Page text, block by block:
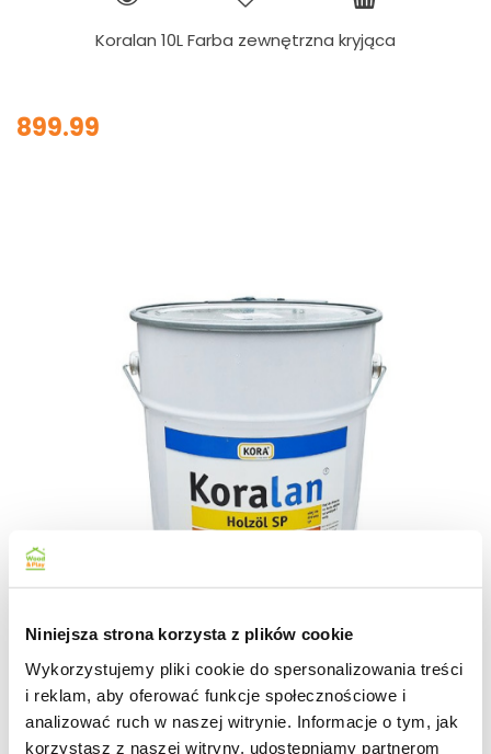
Niniejsza strona korzysta z plików cookie
Wykorzystujemy pliki cookie do spersonalizowania treści
i reklam, aby oferować funkcje społecznościowe i
analizować ruch w naszej witrynie. Informacje o tym, jak
korzystasz z naszej witryny, udostępniamy partnerom
Koralan 10L Farba zewnętrzna kryjąca
899.99